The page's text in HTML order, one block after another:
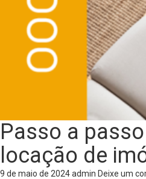
Passo a
locação de
9 de maio de 2024admin Deixe um